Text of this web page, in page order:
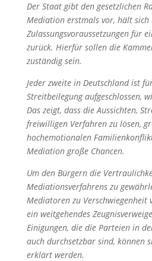
Der Staat gibt den gesetzlichen
Mediation erstmals vor, hält sich
Zulassungsvoraussetzungen für
zurück. Hierfür sollen die
zuständig sein.
Jeder zweite in Deutschland ist
Streitbeilegung aufgeschlossen,
Das zeigt, dass die Aussichten,
freiwilligen Verfahren zu lösen,
hochemotionalen
Mediation große Chancen.
Um den Bürgern die
Mediationsverfahrens zu
Mediatoren zu
ein weitgehendes
Einigungen, die die Parteien in
auch durchsetzbar sind, können
erklärt werden.